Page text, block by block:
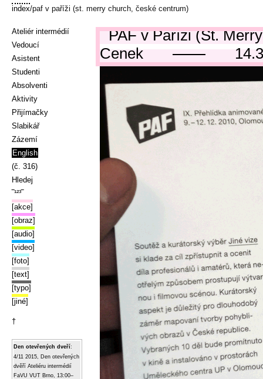
index/paf v paříži (st. merry church, české centrum)
Ateliér intermédií
Vedoucí
Asistent
Studenti
Absolventi
Aktivity
Přijímačky
Slabikář
Zázemí
English
(č. 316)
Hledej
‾¹²³‾
[akce]
[obraz]
[audio]
[video]
[foto]
[text]
[typo]
[jiné]
†
Den otevřených dveří:
4/11 2015, Den otevřených
dvěří Ateliéru intermédií
FaVU VUT Brno, 13:00–
PAF v Paříži (St.
Cenek